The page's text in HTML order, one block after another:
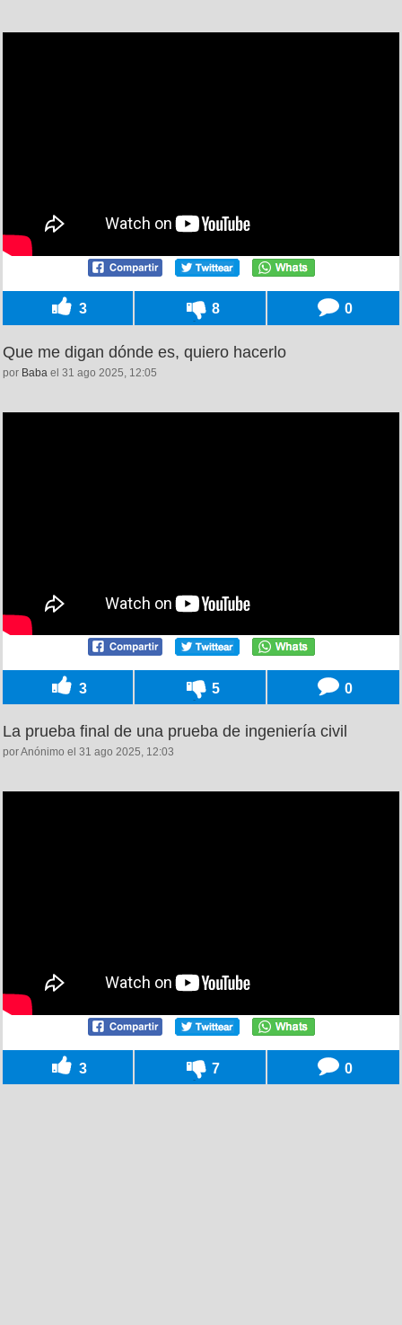
3 8 0
Que me digan dónde es, quiero hacerlo
por Baba el 31 ago 2025, 12:05
3 5 0
La prueba final de una prueba de ingeniería civil
por Anónimo el 31 ago 2025, 12:03
3 7 0